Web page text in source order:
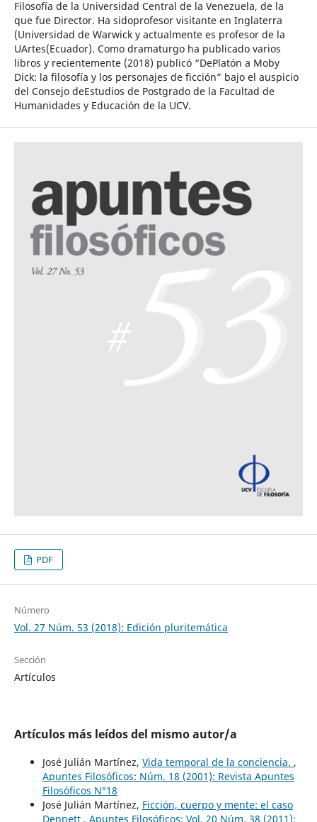
Filosofía de la Universidad Central de la Venezuela, de la
que fue Director. Ha sidoprofesor visitante en Inglaterra
(Universidad de Warwick y actualmente es profesor de la
UArtes(Ecuador). Como dramaturgo ha publicado varios
libros y recientemente (2018) publicó “DePlatón a Moby
Dick: la filosofía y los personajes de ficción” bajo el auspicio
del Consejo deEstudios de Postgrado de la Facultad de
Humanidades y Educación de la UCV.
PDF
Número
Vol. 27 Núm. 53 (2018): Edición pluritemática
Sección
Artículos
Artículos más leídos del mismo autor/a
José Julián Martínez, Vida temporal de la conciencia. ,
Apuntes Filosóficos: Núm. 18 (2001): Revista Apuntes
Filosóficos N°18
José Julián Martínez, Ficción, cuerpo y mente: el caso
Dennett , Apuntes Filosóficos: Vol. 20 Núm. 38 (2011):